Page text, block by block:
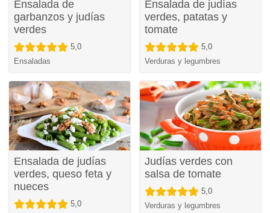
Ensalada de
garbanzos y judías
verdes
5,0
Ensaladas
Ensalada de judías
verdes, patatas y
tomate
5,0
Verduras y legumbres
Ensalada de judías
verdes, queso feta y
nueces
5,0
Judías verdes con
salsa de tomate
5,0
Verduras y legumbres